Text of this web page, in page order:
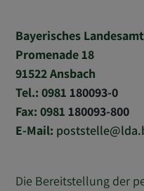
Bayerisches
Promenade 18
91522 Ansbach
Tel.: 0981180093-0
Fax: 0981180093-800
E-Mail: poststelle
Die Bereitstellung der